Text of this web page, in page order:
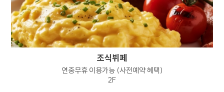
조식뷔페
연중무휴 이용가능 (사전예약 혜택)
2F
되었을 때에는 개인정보 처리가 불필요한 것으로
인정되는 날로부터 5일 이내에 파기합니다.
전자적 파일 형태의 정보는 기록을 재생할 수
없는 기술적 방법을, 종이에 출력된 정보는
분쇄기로 분쇄하여 파기합니다.
7. 정보주체와 법정대리인의 권리 의무 및 그